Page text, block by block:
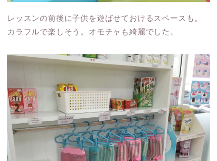
レッスンの前後に子供を遊ばせておけるスペースも。
カラフルで楽しそう。オモチャも綺麗でした。